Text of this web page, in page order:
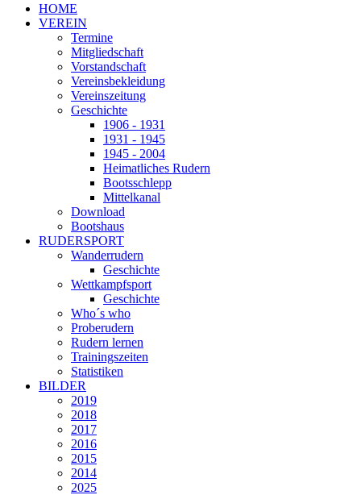
HOME
VEREIN
Termine
Mitgliedschaft
Vorstandschaft
Vereinsbekleidung
Vereinszeitung
Geschichte
1906 - 1931
1931 - 1945
1945 - 2004
Heimatliches Rudern
Bootsschlepp
Mittelkanal
Download
Bootshaus
RUDERSPORT
Wanderrudern
Geschichte
Wettkampfsport
Geschichte
Who´s who
Proberudern
Rudern lernen
Trainingszeiten
Statistiken
BILDER
2019
2018
2017
2016
2015
2014
2025